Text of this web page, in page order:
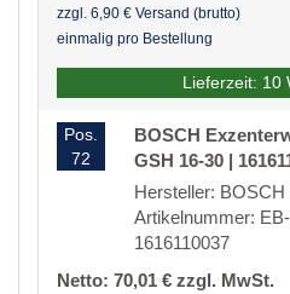
zzgl. 6,90 € Versand (brutto)
einmalig pro Bestellung
Lieferzeit: 10
Pos.
72
BOSCH
GSH 16-30 |
Hersteller: BOSCH
Artikelnummer:
1616110037
Netto: 70,01 € zzgl. MwSt.